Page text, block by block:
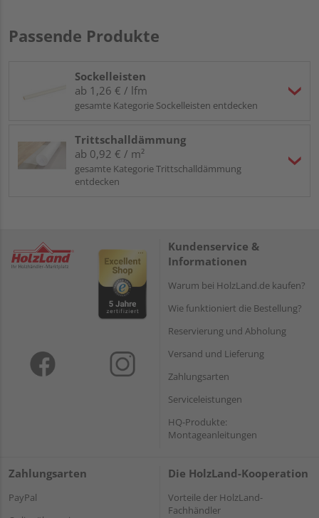
Passende Produkte
Sockelleisten
ab 1,26 € / lfm
gesamte Kategorie Sockelleisten entdecken
Trittschalldämmung
ab 0,92 € / m²
gesamte Kategorie Trittschalldämmung
entdecken
Kundenservice &
Informationen
Warum bei HolzLand.de kaufen?
Wie funktioniert die Bestellung?
Reservierung und Abholung
Versand und Lieferung
Zahlungsarten
Serviceleistungen
HQ-Produkte:
Montageanleitungen
Zahlungsarten
PayPal
Die HolzLand-Kooperation
Vorteile der HolzLand-
Fachhändler